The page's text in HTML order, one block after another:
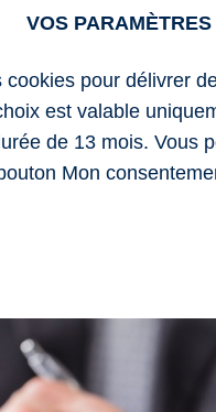
des reports successifs
no 2025-667 du 18
2023 relatif au calcul
des activités
VOS
cookies pour délivrer
est valable
de 13 mois. Vous
Mon